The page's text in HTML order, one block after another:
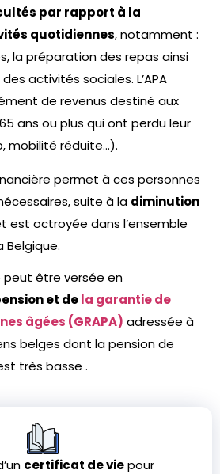
par rapport à la
quotidiennes, notamment :
la préparation des repas ainsi
activités sociales. L’APA
de revenus destiné aux
ans ou plus qui ont perdu leur
mobilité réduite…).
permet à ces personnes
suite à la diminution
est octroyée dans l’ensemble
Belgique.
être versée en
et dela garantie de
âgées (GRAPA) adressée à
belges dont la pension de
très basse .
certificat de viepour